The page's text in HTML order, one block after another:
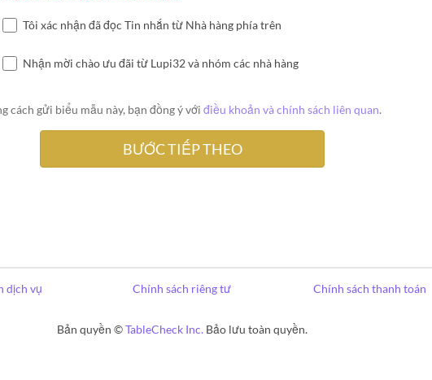
Tôi xác nhận đã đọc Tin nhắn từ Nhà hàng phía trên
Nhận mời chào ưu đãi từ Lupi32 và nhóm các nhà hàng
cách gửi biểu mẫu này, bạn đồng ý vớiđiều khoản và chính sách liên quan.
dịch vụ Chính sách riêng tư Chính sách thanh toán
Bản quyền ©TableCheck Inc. Bảo lưu toàn quyền.